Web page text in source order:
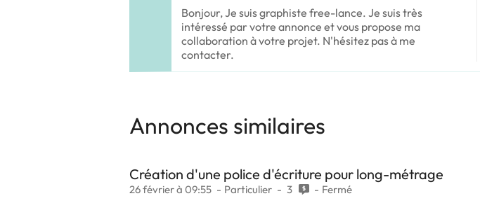
Bonjour, Je suis graphiste free-lance. Je suis très
intéressé par votre annonce et vous propose ma
collaboration à votre projet. N'hésitez pas à me
contacter.
Annonces similaires
Création d'une police d'écriture pour long-métrage
26 février à 09:55 Particulier 3 Fermé